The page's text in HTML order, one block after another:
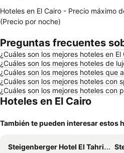
Hoteles en El Cairo - Precio máximo
(Precio por noche)
Preguntas frecuentes
¿Cuáles son los mejores hoteles en El
¿Cuáles son los mejores hoteles de
¿Cuáles son los mejores hoteles que
¿Cuáles son los mejores hoteles con
¿Cuáles son los mejores hoteles con
Hoteles en El Cairo
También te pueden interesar estos
Steigenberger Hotel El Tahrir Cairo